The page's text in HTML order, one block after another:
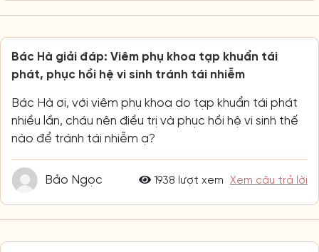
Bác Hà giải đáp: Viêm phụ khoa tạp khuẩn tái
phát, phục hồi hệ vi sinh tránh tái nhiễm
Bác Hà ơi, với viêm phụ khoa do tạp khuẩn tái phát
nhiều lần, cháu nên điều trị và phục hồi hệ vi sinh thế
nào để tránh tái nhiễm ạ?
Bảo Ngọc 1938 lượt xem Xem câu trả lời